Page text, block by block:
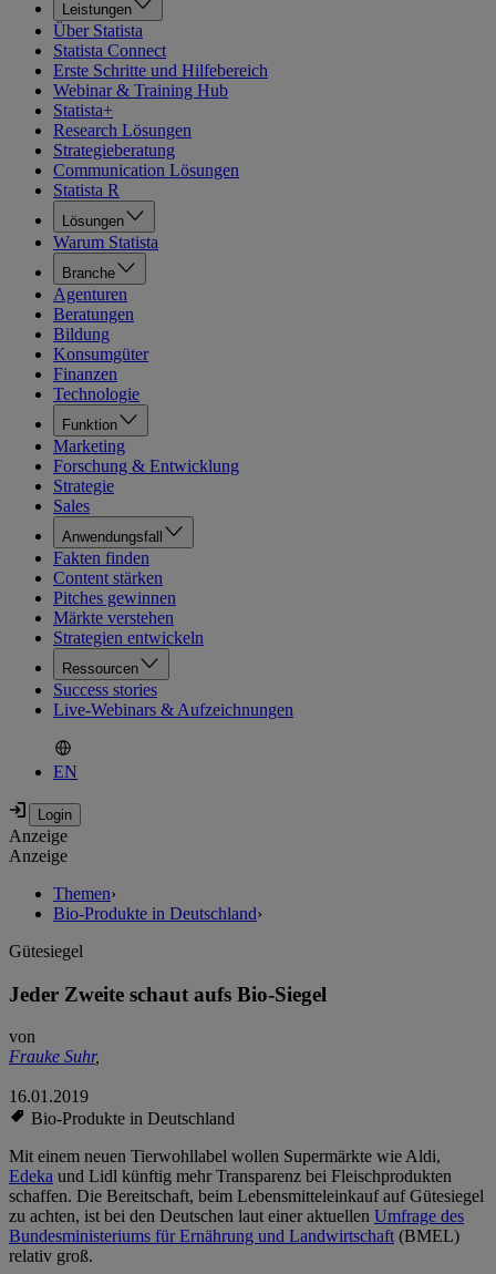
Leistungen
Über Statista
Statista Connect
Erste Schritte und Hilfebereich
Webinar & Training Hub
Statista+
Research Lösungen
Strategieberatung
Communication Lösungen
Statista R
Lösungen
Warum Statista
Branche
Agenturen
Beratungen
Bildung
Konsumgüter
Finanzen
Technologie
Funktion
Marketing
Forschung & Entwicklung
Strategie
Sales
Anwendungsfall
Fakten finden
Content stärken
Pitches gewinnen
Märkte verstehen
Strategien entwickeln
Ressourcen
Success stories
Live-Webinars & Aufzeichnungen
EN
Anzeige
Anzeige
Themen›
Bio-Produkte in Deutschland›
Gütesiegel
Jeder Zweite schaut aufs Bio-Siegel
von
Frauke Suhr,
16.01.2019
Bio-Produkte in Deutschland
Mit einem neuen Tierwohllabel wollen Supermärkte wie Aldi,
Edeka und Lidl künftig mehr Transparenz bei Fleischprodukten
schaffen. Die Bereitschaft, beim Lebensmitteleinkauf auf Gütesiegel
zu achten, ist bei den Deutschen laut einer aktuellen Umfrage des
Bundesministeriums für Ernährung und Landwirtschaft(BMEL)
relativ groß.